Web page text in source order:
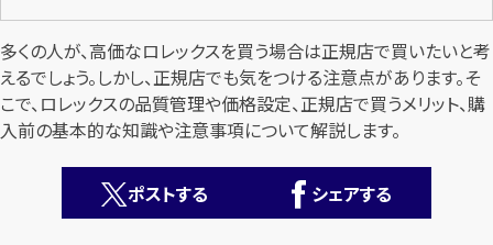
多くの人が、高価なロレックスを買う場合は正規店で買いたいと考
えるでしょう。しかし、正規店でも気をつける注意点があります。そ
こで、ロレックスの品質管理や価格設定、正規店で買うメリット、購
入前の基本的な知識や注意事項について解説します。
ポストする シェアする